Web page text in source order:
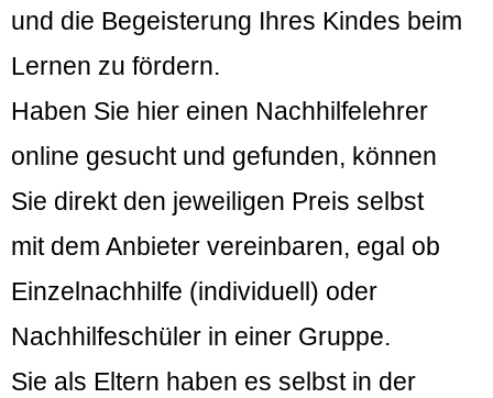
und die Begeisterung Ihres Kindes beim
Lernen zu fördern.
Haben Sie hier einen Nachhilfelehrer
online gesucht und gefunden, können
Sie direkt den jeweiligen Preis selbst
mit dem Anbieter vereinbaren, egal ob
Einzelnachhilfe (individuell) oder
Nachhilfeschüler in einer Gruppe.
Sie als Eltern haben es selbst in der